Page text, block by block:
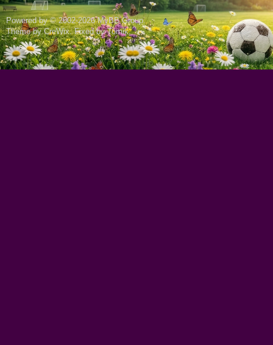
Powered by © 2002-2026MyBB Group.
Theme byCreWix. Fixed byTomik.